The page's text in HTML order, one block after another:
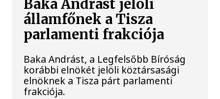
Baka Andrást jelöli
államfőnek a Tisza
parlamenti frakciója
Baka Andrást, a Legfelsőbb Bíróság
korábbi elnökét jelöli köztársasági
elnöknek a Tisza párt parlamenti
frakciója.